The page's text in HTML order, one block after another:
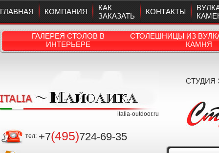
ГЛАВНАЯ КОМПАНИЯ
КАК
ЗАКАЗАТЬ
КОНТАКТЫ
ГАЛЕРЕЯ СТОЛОВ В
ИНТЕРЬЕРЕ
СТОЛЕШНИЦЫ ИЗ
КАМНЯ
italia-outdoor.ru
тел: +7(495)724-69-35
СТУДИЯ